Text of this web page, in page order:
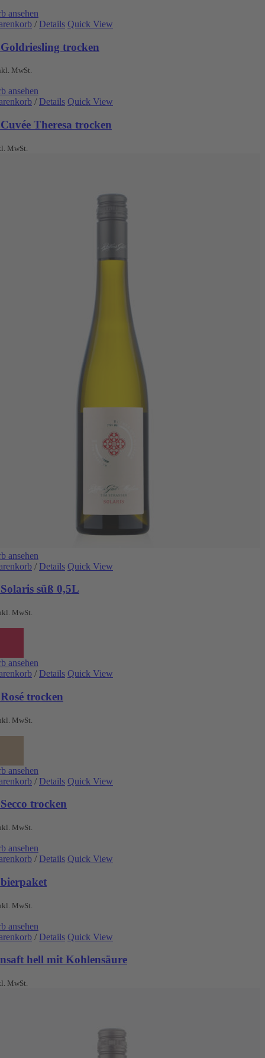
ansehen
/ Details Quick View
trocken
MwSt.
ansehen
/ Details Quick View
Theresa trocken
MwSt.
ansehen
/ Details Quick View
süß 0,5L
MwSt.
ansehen
/ Details Quick View
trocken
MwSt.
ansehen
/ Details Quick View
trocken
MwSt.
ansehen
/ Details Quick View
MwSt.
ansehen
/ Details Quick View
hell mit Kohlensäure
MwSt.